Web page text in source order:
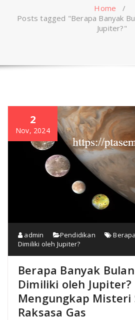
Home /
Posts tagged "Berapa Banyak
Jupiter?"
2
Nov, 2024
admin Pendidikan
Dimiliki oleh Jupiter?
Berapa Banyak
Dimiliki oleh Jupiter?
Mengungkap Misteri
Raksasa Gas